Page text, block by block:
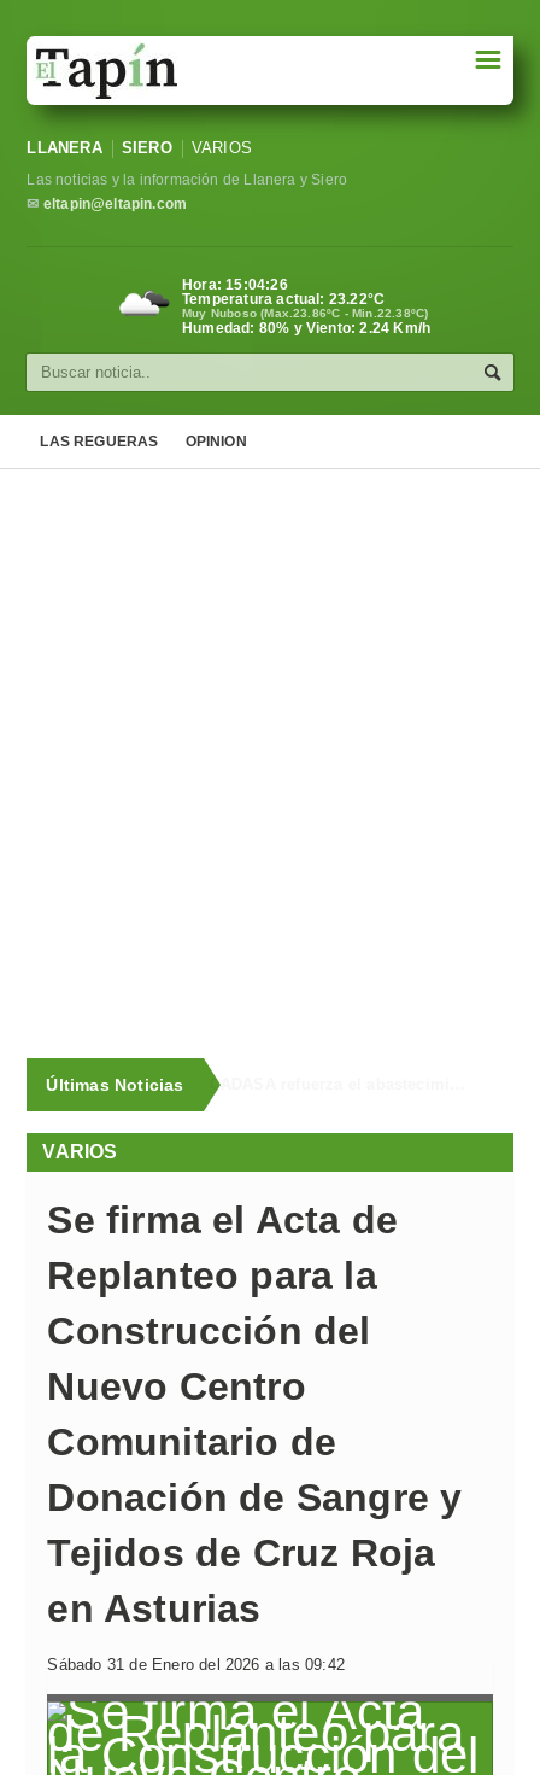
Sociedad
Política
Cultura
☰
LLANERA SIERO VARIOS
Las noticias y la información de Llanera y Siero
✉ eltapin@eltapin.com
Hora:15:04:26
Temperatura actual: 23.22°C
Muy Nuboso (Max.23.86ºC - Min.22.38ºC)
Humedad: 80% y Viento: 2.24 Km/h
LAS REGUERAS OPINION
Últimas Noticias
VARIOS
Se firma el Acta de
Replanteo para la
Construcción del
Nuevo Centro
Comunitario de
Donación de Sangre y
Tejidos de Cruz Roja
en Asturias
Sábado 31 de Enero del 2026 a las 09:42